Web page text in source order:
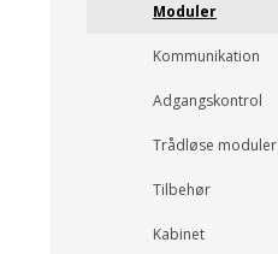
Moduler
Kommunikation
Adgangskontrol
Trådløse moduler
Tilbehør
Kabinet